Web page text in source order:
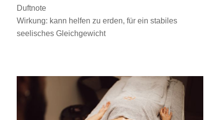
Duftnote
Wirkung: kann helfen zu erden, für ein stabiles
seelisches Gleichgewicht